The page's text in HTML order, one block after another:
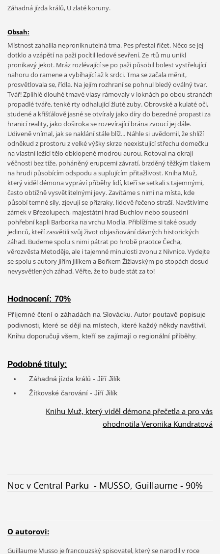
Záhadná jízda králů, U zlaté koruny.
Obsah:
Místnost zahalila neproniknutelná tma. Pes přestal řičet. Něco se jej
dotklo a vzápětí na paži pocítil ledové sevření. Ze rtů mu unikl
pronikavý jekot. Mráz rozlévající se po paži působil bolest vystřelující
nahoru do ramene a vybíhající až k srdci. Tma se začala měnit,
prosvětlovala se, řídla. Na jejím rozhraní se pohnul bledý oválný tvar.
Tvář! Zplihlé dlouhé tmavé vlasy rámovaly v loknách po obou stranách
propadlé tváře, tenké rty odhalující žluté zuby. Obrovské a kulaté oči,
studené a křišťálově jasné se otvíraly jako díry do bezedné propasti za
hranicí reality, jako doširoka se rozevírající brána zvoucí jej dále.
Udiveně vnímal, jak se naklání stále blíž... Náhle si uvědomil, že shlíží
odněkud z prostoru z velké výšky skrze neexistující střechu domečku
na vlastní ležící tělo obklopené modrou aurou. Rotoval na okraji
věčnosti bez tíže, poháněný erupcemi závratí, brzděný těžkým tlakem
na hrudi působícím odspodu a suplujícím přitažlivost. Kniha Muž,
který viděl démona vypráví příběhy lidí, kteří se setkali s tajemnými,
často obtížně vysvětlitelnými jevy. Zavítáme s nimi na místa, kde
působí temné síly, zjevují se přízraky, lidově řečeno straší. Navštívíme
zámek v Březolupech, majestátní hrad Buchlov nebo sousední
pohřební kapli Barborka na vrchu Modla. Přiblížíme si také osudy
jedinců, kteří zasvětili svůj život objasňování dávných historických
záhad. Budeme spolu s nimi pátrat po hrobě praotce Čecha,
věrozvěsta Metoděje, ale i tajemné minulosti zvonu z Nivnice. Vydejte
se spolu s autory Jiřím Jilíkem a Bořkem Žižlavským po stopách dosud
nevysvětlených záhad. Věřte, že to bude stát za to!
Hodnocení: 70%
Příjemné čtení o záhadách na Slovácku. Autor poutavě popisuje
podivnosti, které se dějí na místech, které každý někdy navštívil.
Knihu doporučuji všem, kteří se zajímají o regionální příběhy.
Podobné tituly:
Záhadná jízda králů - Jiří Jilík
Žítkovské čarování - Jiří Jilík
Knihu Muž, který viděl démona přečetla a pro vás
ohodnotila Veronika Kundratová
Noc v Central Parku - MUSSO, Guillaume - 90%
O autorovi:
Guillaume Musso je francouzský spisovatel, který se narodil v roce